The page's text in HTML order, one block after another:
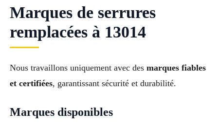
Marques de serrures
remplacées à 13014
Nous travaillons uniquement avec des marques fiables
et certifiées, garantissant sécurité et durabilité.
Marques disponibles